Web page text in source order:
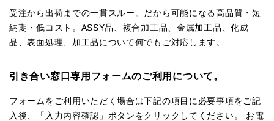
受注から出荷までの一貫スルー。だから可能になる高品質・短
納期・低コスト。ASSY品、複合加工品、金属加工品、化成
品、表面処理、加工品について何でもご対応します。
引き合い窓口専用フォームのご利用について。
フォームをご利用いただく場合は下記の項目に必要事項をご記
入後、「入力内容確認」ボタンをクリックしてください。 お電